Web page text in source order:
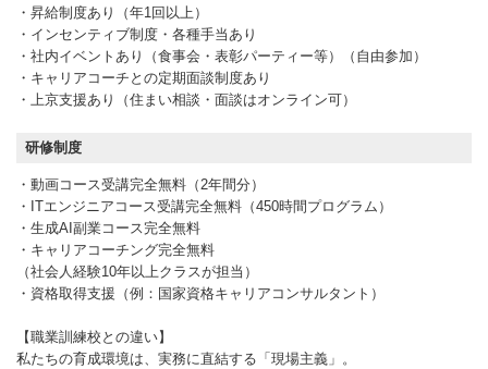
・昇給制度あり（年1回以上）
・インセンティブ制度・各種手当あり
・社内イベントあり（食事会・表彰パーティー等）（自由参加）
・キャリアコーチとの定期面談制度あり
・上京支援あり（住まい相談・面談はオンライン可）
研修制度
・動画コース受講完全無料（2年間分）
・ITエンジニアコース受講完全無料（450時間プログラム）
・生成AI副業コース完全無料
・キャリアコーチング完全無料
（社会人経験10年以上クラスが担当）
・資格取得支援（例：国家資格キャリアコンサルタント）
【職業訓練校との違い】
私たちの育成環境は、実務に直結する「現場主義」。